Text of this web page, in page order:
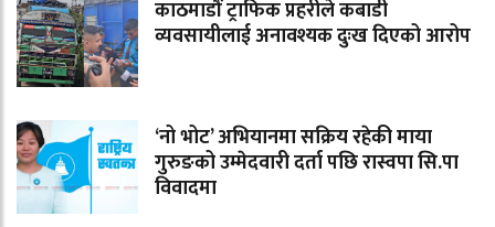
काठमाडौं ट्राफिक प्रहरीले कबाडी
व्यवसायीलाई अनावश्यक दुःख दिएको आरोप
‘नो भोट’ अभियानमा सक्रिय रहेकी माया
गुरुङको उम्मेदवारी दर्ता पछि रास्वपा सि.पा
विवादमा